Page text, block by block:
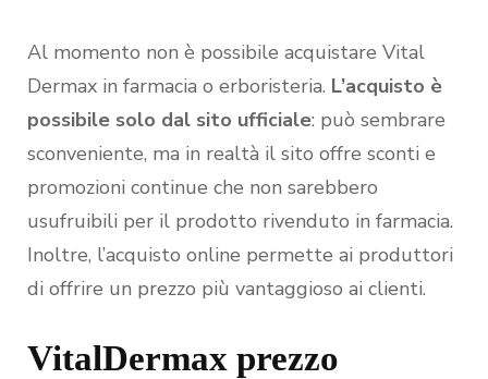
Al momento non è possibile acquistare Vital
Dermax in farmacia o erboristeria. L’acquisto è
possibile solo dal sito ufficiale: può sembrare
sconveniente, ma in realtà il sito offre sconti e
promozioni continue che non sarebbero
usufruibili per il prodotto rivenduto in farmacia.
Inoltre, l’acquisto online permette ai produttori
di offrire un prezzo più vantaggioso ai clienti.
VitalDermax prezzo